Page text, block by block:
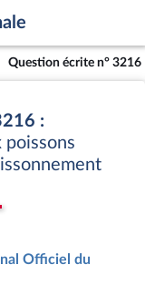
Question écrite n° 3216
:
poissons
Officiel du